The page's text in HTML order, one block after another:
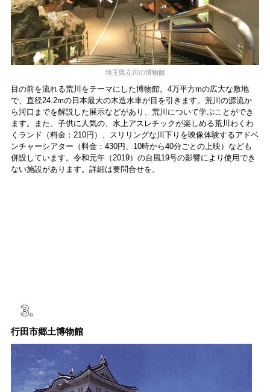
埼玉県立川の博物館
目の前を流れる荒川をテーマにした博物館。4万平方mの広大な敷地
で、直径24.2mの日本最大の木造水車が目を引きます。荒川の源流か
ら河口までを解説した展示などがあり、荒川について学ぶことができ
ます。また、子供に人気の、水上アスレチックが楽しめる荒川わくわ
くランド（料金：210円）、スリリングな川下りを映像体験するアドベ
ンチャーシアター（料金：430円、10時から40分ごとの上映）なども
併設しています。令和元年（2019）の台風19号の影響により使用でき
ない施設があります。詳細は要問合せを。
行田市郷土博物館